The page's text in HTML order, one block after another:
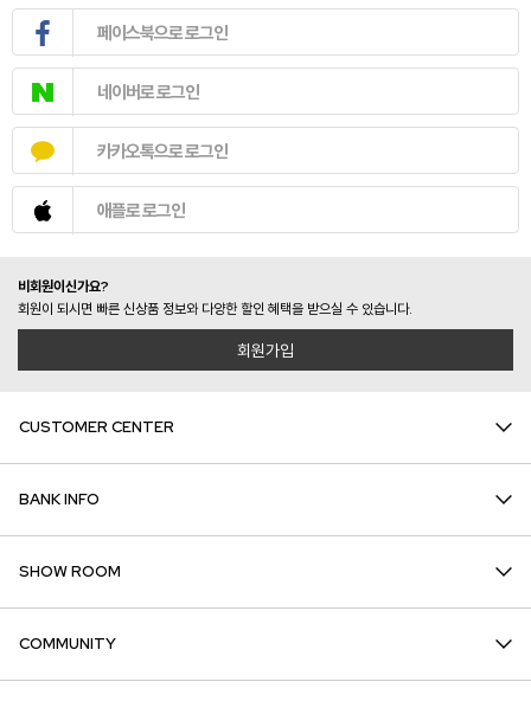
페이스북으로 로그인
네이버로 로그인
카카오톡으로 로그인
애플로 로그인
비회원이신가요?
회원이 되시면 빠른 신상품 정보와 다양한 할인 혜택을 받으실 수 있습니다.
회원가입
CUSTOMER CENTER
BANK INFO
SHOW ROOM
COMMUNITY